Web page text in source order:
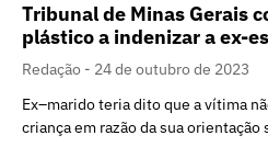
Tribunal de Minas Gerais
plástico a indenizar a ex-
Redação
24 de outubro de 2023
Ex–marido teria dito que a vítima
criança em razão da sua orientação